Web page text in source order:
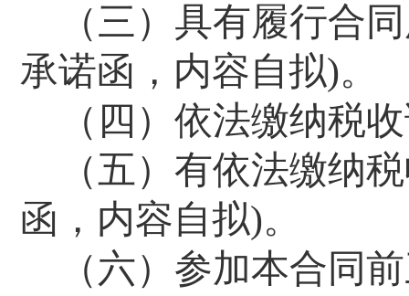
（三）具有履行合
承诺函，内容自拟)。
（四）依法缴纳税
（五）有依法缴纳
函，内容自拟)。
（六）参加本合同